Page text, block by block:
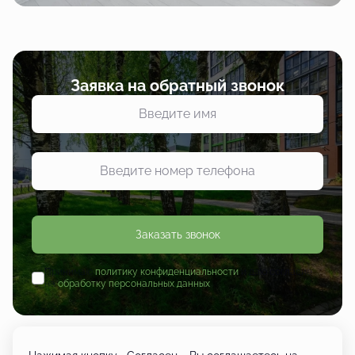
Заявка на обратный звонок
Заказать звонок
Принимаю политику конфиденциальностии даю согласие
наобработку персональных данных